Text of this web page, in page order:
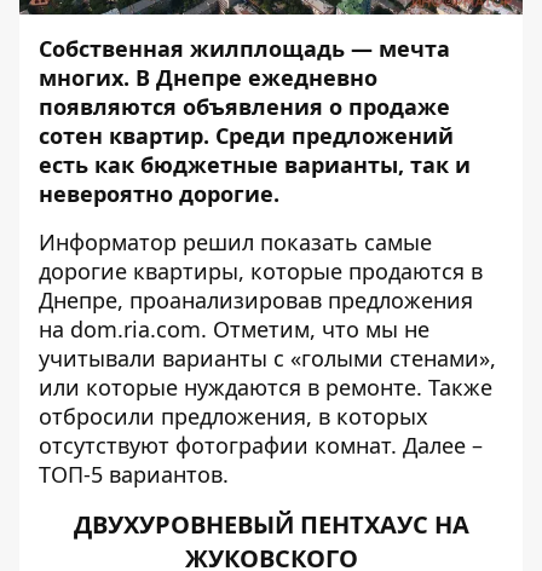
Собственная жилплощадь — мечта
многих. В Днепре ежедневно
появляются объявления о продаже
сотен квартир. Среди предложений
есть как бюджетные варианты, так и
невероятно дорогие.
Информатор решил показать самые
дорогие квартиры, которые продаются в
Днепре, проанализировав предложения
на dom.ria.com. Отметим, что мы не
учитывали варианты с «голыми стенами»,
или которые нуждаются в ремонте. Также
отбросили предложения, в которых
отсутствуют фотографии комнат. Далее –
ТОП-5 вариантов.
ДВУХУРОВНЕВЫЙ ПЕНТХАУС НА
ЖУКОВСКОГО